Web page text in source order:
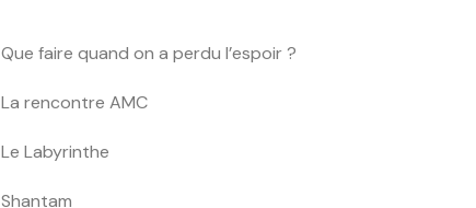
Que faire quand on a perdu l’espoir ?
La rencontre AMC
Le Labyrinthe
Shantam